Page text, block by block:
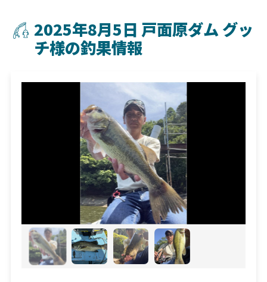
2025年8月5日 戸面原ダム グッ
チ様の釣果情報